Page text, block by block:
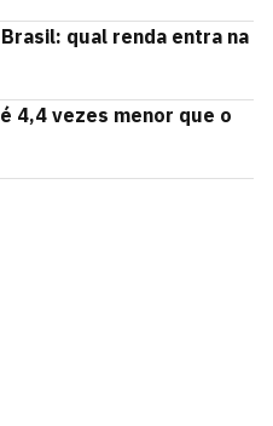
qual renda entra na
4,4 vezes menor que o